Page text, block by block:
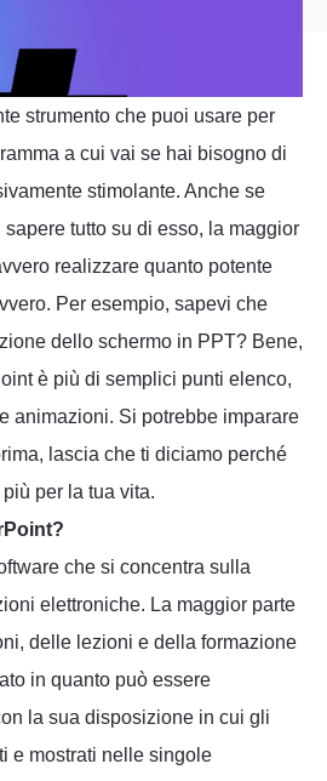
strumento che puoi usare per
a cui vai se hai bisogno di
stimolante. Anche se
tutto su di esso, la maggior
realizzare quanto potente
Per esempio, sapevi che
dello schermo in PPT? Bene,
è più di semplici punti elenco,
animazioni. Si potrebbe imparare
lascia che ti diciamo perché
per la tua vita.
che si concentra sulla
elettroniche. La maggior parte
delle lezioni e della formazione
in quanto può essere
la sua disposizione in cui gli
e mostrati nelle singole